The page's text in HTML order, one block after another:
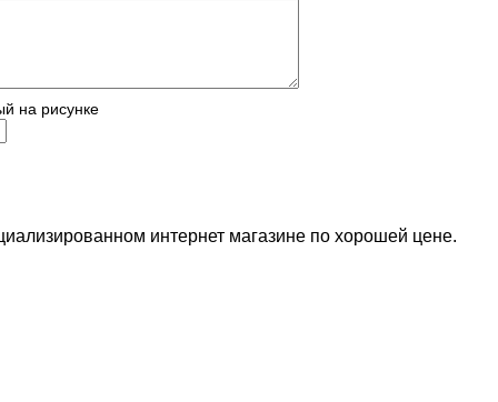
на рисунке
интернет магазине по хорошей цене.